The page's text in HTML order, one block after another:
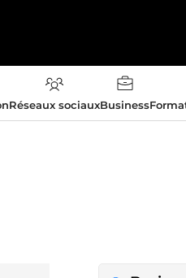
Réseaux sociauxBusiness